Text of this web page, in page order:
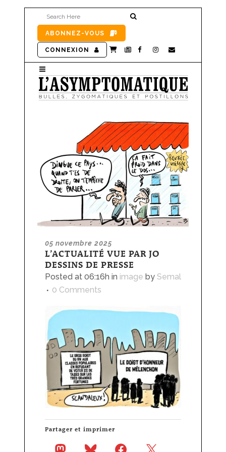
ABONNEZ-VOUS
CONNEXION
05 novembre 2025
L’ACTUALITÉ VUE PAR JO
DESSINS DE PRESSE
Posted at 06:16h in image by Semal
0 Comments
Partager et imprimer